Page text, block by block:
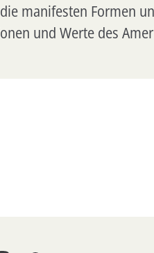
manifesten Formen
und Werte des